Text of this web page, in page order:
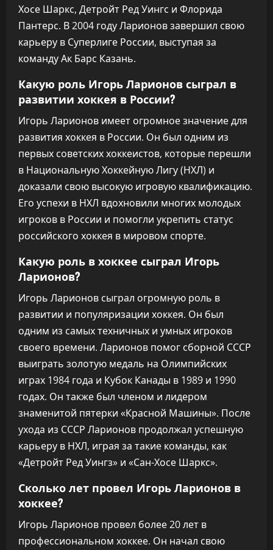
Хосе Шаркс, Детройт Ред Уингс и Флорида
Пантерс. В 2004 году Ларионов завершил свою
карьеру в Суперлиге России, выступая за
команду Ак Барс Казань.
Какую роль Игорь Ларионов сыграл в
развитии хоккея в России?
Игорь Ларионов имеет огромное значение для
развития хоккея в России. Он был одним из
первых советских хоккеистов, которые перешли
в Национальную Хоккейную Лигу (НХЛ) и
доказали свою высокую игровую квалификацию.
Его успехи в НХЛ вдохновили многих молодых
игроков в России и помогли укрепить статус
российского хоккея в мировом спорте.
Какую роль в хоккее сыграл Игорь
Ларионов?
Игорь Ларионов сыграл огромную роль в
развитии и популяризации хоккея. Он был
одним из самых техничных и умных игроков
своего времени. Ларионов помог сборной СССР
выиграть золотую медаль на Олимпийских
играх 1984 года и Кубок Канады в 1989 и 1990
годах. Он также был членом и лидером
знаменитой пятерки «Красной Машины». После
ухода из СССР Ларионов продолжал успешную
карьеру в НХЛ, играя за такие команды, как
«Детройт Ред Уингз» и «Сан-Хосе Шаркс».
Сколько лет провел Игорь Ларионов в
хоккее?
Игорь Ларионов провел более 20 лет в
профессиональном хоккее. Он начал свою